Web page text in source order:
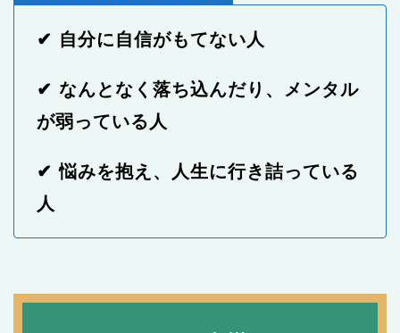
✔ 自分に自信がもてない人
✔ なんとなく落ち込んだり、メンタル
が弱っている人
✔ 悩みを抱え、人生に行き詰っている
人